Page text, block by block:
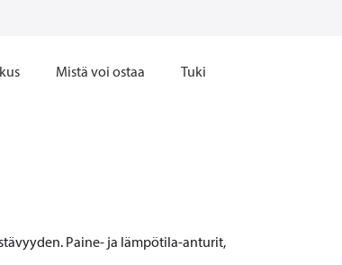
Mistä voi ostaa Tuki
Paine- ja lämpötila-anturit,